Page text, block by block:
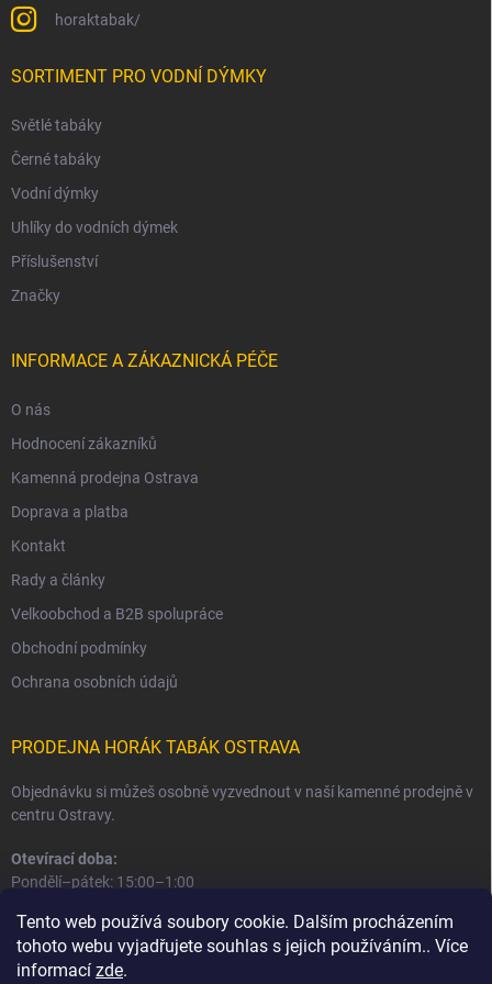
Tento web používá soubory cookie. Dalším procházením
tohoto webu vyjadřujete souhlas s jejich používáním.. Více
informací zde.
horaktabak/
SORTIMENT PRO VODNÍ DÝMKY
Světlé tabáky
Černé tabáky
Vodní dýmky
Uhlíky do vodních dýmek
Příslušenství
Značky
INFORMACE A ZÁKAZNICKÁ PÉČE
O nás
Hodnocení zákazníků
Kamenná prodejna Ostrava
Doprava a platba
Kontakt
Rady a články
Velkoobchod a B2B spolupráce
Obchodní podmínky
Ochrana osobních údajů
PRODEJNA HORÁK TABÁK OSTRAVA
Objednávku si můžeš osobně vyzvednout v naší kamenné prodejně v
centru Ostravy.
Otevírací doba:
Pondělí–pátek: 15:00–1:00
Informace o prodejně a osobním odběru